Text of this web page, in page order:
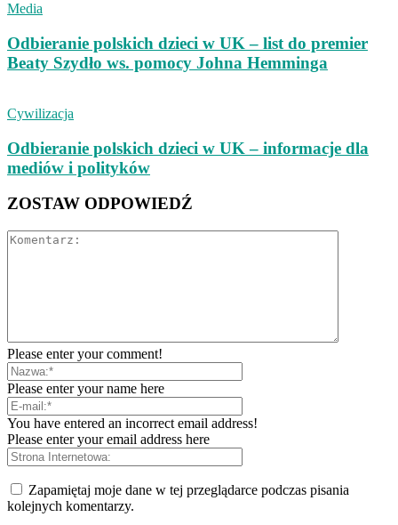
Media
Odbieranie polskich dzieci w UK – list do premier
Beaty Szydło ws. pomocy Johna Hemminga
Cywilizacja
Odbieranie polskich dzieci w UK – informacje dla
mediów i polityków
ZOSTAW ODPOWIEDŹ
Please enter your comment!
Please enter your name here
You have entered an incorrect email address!
Please enter your email address here
Zapamiętaj moje dane w tej przeglądarce podczas pisania
kolejnych komentarzy.